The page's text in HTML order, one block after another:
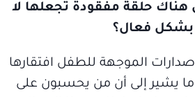
هناك حلقة مفقودة تجعلها لا
بشكل فعال؟
الموجهة للطفل افتقارها
ما يشير إلى أن من يحسبون على